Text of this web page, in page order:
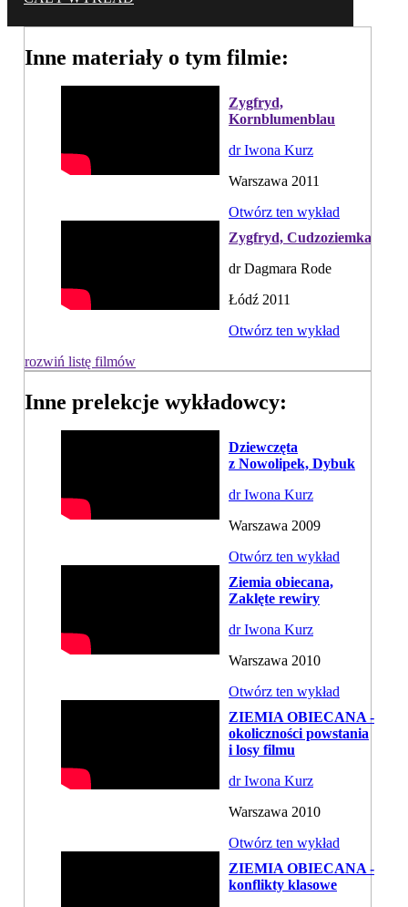
Inne materiały o tym filmie:
Zygfryd,
Kornblumenblau
dr Iwona Kurz
Warszawa 2011
Otwórz ten wykład
Zygfryd, Cudzoziemka
dr Dagmara Rode
Łódź 2011
Otwórz ten wykład
rozwiń listę filmów
Inne prelekcje wykładowcy:
Dziewczęta
z Nowolipek, Dybuk
dr Iwona Kurz
Warszawa 2009
Otwórz ten wykład
Ziemia obiecana,
Zaklęte rewiry
dr Iwona Kurz
Warszawa 2010
Otwórz ten wykład
ZIEMIA OBIECANA -
okoliczności powstania
i losy filmu
dr Iwona Kurz
Warszawa 2010
Otwórz ten wykład
ZIEMIA OBIECANA -
konflikty klasowe